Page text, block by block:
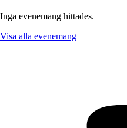
Inga evenemang hittades.
Visa alla evenemang